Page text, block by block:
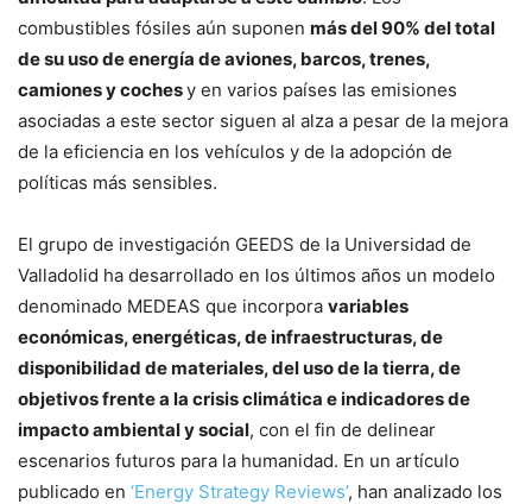
combustibles fósiles aún suponen más del 90% del total
de su uso de energía de aviones, barcos, trenes,
camiones y cochesy en varios países las emisiones
asociadas a este sector siguen al alza a pesar de la mejora
de la eficiencia en los vehículos y de la adopción de
políticas más sensibles.
El grupo de investigación GEEDS de la Universidad de
Valladolid ha desarrollado en los últimos años un modelo
denominado MEDEAS que incorpora variables
económicas, energéticas, de infraestructuras, de
disponibilidad de materiales, del uso de la tierra, de
objetivos frente a la crisis climática e indicadores de
impacto ambiental y social, con el fin de delinear
escenarios futuros para la humanidad. En un artículo
publicado en ‘Energy Strategy Reviews’, han analizado los